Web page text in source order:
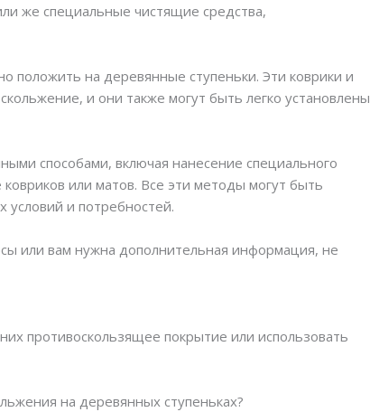
же специальные чистящие средства,
положить на деревянные ступеньки. Эти коврики и
и они также могут быть легко установлены
способами, включая нанесение специального
или матов. Все эти методы могут быть
условий и потребностей.
или вам нужна дополнительная информация, не
противоскользящее покрытие или использовать
на деревянных ступеньках?